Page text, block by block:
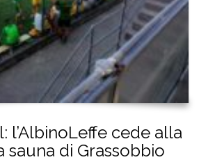
l’AlbinoLeffe cede alla
sauna di Grassobbio